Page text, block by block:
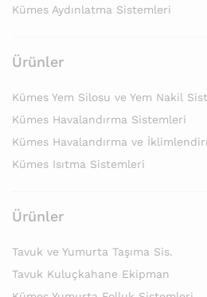
Kümes Aydınlatma Sistemleri
Ürünler
Kümes Yem Silosu ve Yem Nakil
Kümes Havalandırma Sistemleri
Kümes Havalandırma ve
Kümes Isıtma Sistemleri
Ürünler
Tavuk ve Yumurta Taşıma Sis.
Tavuk Kuluçkahane Ekipman